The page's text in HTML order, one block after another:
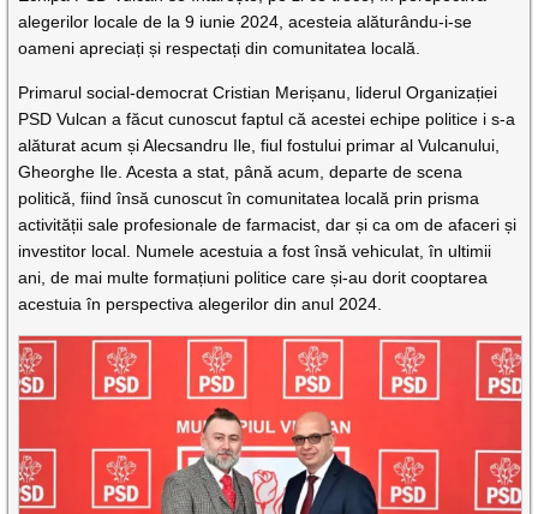
alegerilor locale de la 9 iunie 2024, acesteia alăturându-i-se
oameni apreciați și respectați din comunitatea locală.
Primarul social-democrat Cristian Merișanu, liderul Organizației
PSD Vulcan a făcut cunoscut faptul că acestei echipe politice i s-a
alăturat acum și Alecsandru Ile, fiul fostului primar al Vulcanului,
Gheorghe Ile. Acesta a stat, până acum, departe de scena
politică, fiind însă cunoscut în comunitatea locală prin prisma
activității sale profesionale de farmacist, dar și ca om de afaceri și
investitor local. Numele acestuia a fost însă vehiculat, în ultimii
ani, de mai multe formațiuni politice care și-au dorit cooptarea
acestuia în perspectiva alegerilor din anul 2024.